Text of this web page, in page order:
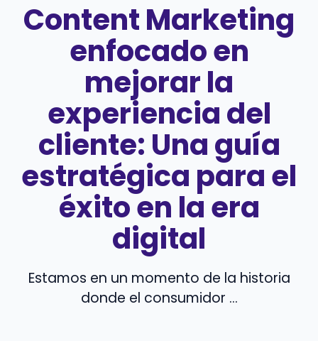
Content Marketing
enfocado en
mejorar la
experiencia del
cliente: Una guía
estratégica para el
éxito en la era
digital
Estamos en un momento de la historia
donde el consumidor ...